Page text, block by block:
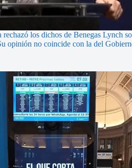
rechazó los dichos de Benegas Lynch
opinión no coincide con la del